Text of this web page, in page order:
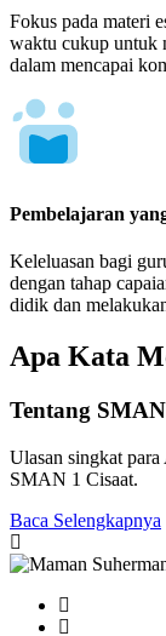
Fokus pada materi
waktu cukup untuk
dalam mencapai
Pembelajaran
Keleluasan bagi
dengan tahap
didik dan
Apa Kata
Tentang
Ulasan singkat
SMAN 1 Cisaat.
Baca Selengkapnya